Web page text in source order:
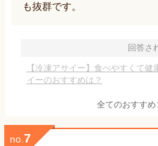
も抜群です。
回答さ
【冷凍アサイー】食べやすくて
イーのおすすめは？
全てのおすすめ
no. 7